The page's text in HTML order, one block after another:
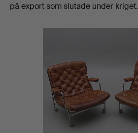
på export som slutade under kriget.